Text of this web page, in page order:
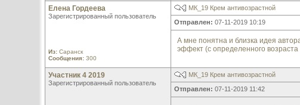
Елена Гордеева
Зарегистрированный пользователь
Из:Саранск
Сообщения:300
МК_19 Крем антивозрастной
Отправлен: 07-11-2019 10:19
А мне понятна и близка идея
эффект (с определенного
Участник 4 2019
Зарегистрированный пользователь
МК_19 Крем антивозрастной
Отправлен: 07-11-2019 11:42